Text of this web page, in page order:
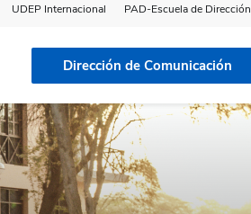
UDEP Internacional PAD-Escuela de Dirección
Dirección de Comunicación